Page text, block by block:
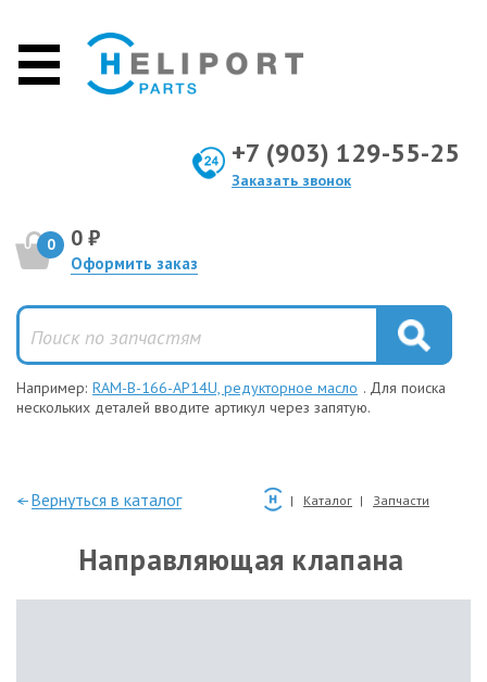
+7 (903) 129-55-25
Заказать звонок
0 0 ₽
Оформить заказ
Например: RAM-B-166-AP14U, редукторное масло . Для поиска
нескольких деталей вводите артикул через запятую.
—Вернуться в каталог Каталог Запчасти
Направляющая клапана